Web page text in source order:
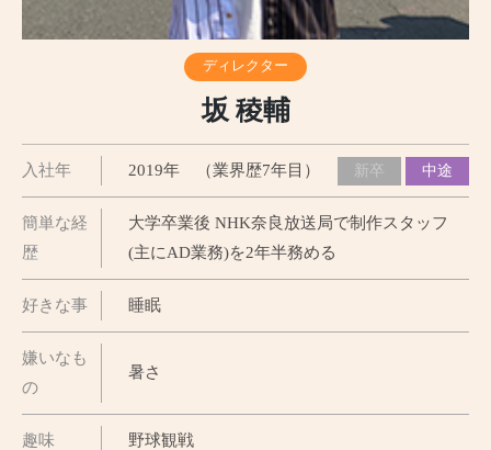
ディレクター
坂 稜輔
入社年 2019年 （業界歴7年目） 新卒 中途
簡単な経
歴
大学卒業後 NHK奈良放送局で制作スタッフ
(主にAD業務)を2年半務める
好きな事 睡眠
嫌いなも
の
暑さ
趣味 野球観戦